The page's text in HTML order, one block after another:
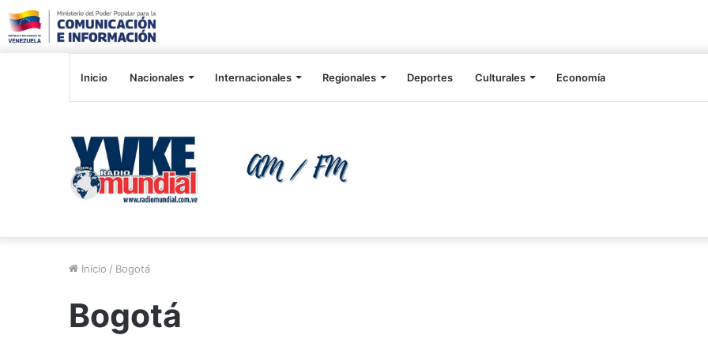
Inicio Nacionales Internacionales Regionales Deportes Culturales Economía
Inicio / Bogotá
Bogotá